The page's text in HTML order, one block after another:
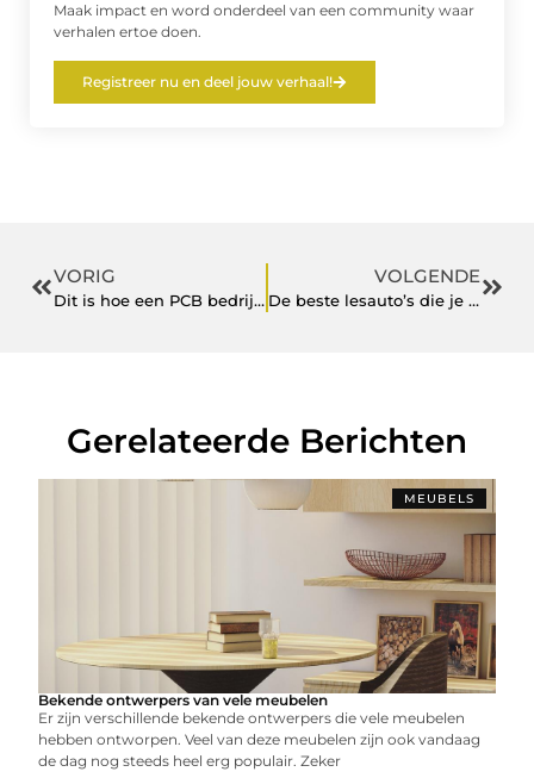
Maak impact en word onderdeel van een community waar
verhalen ertoe doen.
Registreer nu en deel jouw verhaal!
VORIG
Dit is hoe een PCB bedrijf produceert
VOLGENDE
De beste lesauto’s die je kunt rijden voor driving lessons Tilburg
Gerelateerde Berichten
MEUBELS
Bekende ontwerpers van vele meubelen
Er zijn verschillende bekende ontwerpers die vele meubelen
hebben ontworpen. Veel van deze meubelen zijn ook vandaag
de dag nog steeds heel erg populair. Zeker